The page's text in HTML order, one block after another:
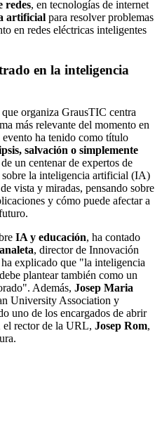
redes, en tecnologías de internet
artificial para resolver problemas
en redes eléctricas inteligentes
en la inteligencia
organiza GrausTIC centra
más relevante del momento en
ha tenido como título
salvación o simplemente
un centenar de expertos de
la inteligencia artificial (IA)
vista y miradas, pensando sobre
y cómo puede afectar a
IA y educación, ha contado
, director de Innovación
explicado que "la inteligencia
plantear también como un
Además, Josep Maria
University Association y
uno de los encargados de abrir
el rector de la URL, Josep Rom,